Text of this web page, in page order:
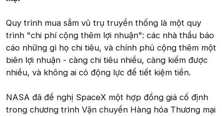
Quy trình mua sắm vũ trụ truyền thống là một quy
trình "chi phí cộng thêm lợi nhuận": các nhà thầu báo
cáo những gì họ chi tiêu, và chính phủ cộng thêm một
biên lợi nhuận - càng chi tiêu nhiều, càng kiếm được
nhiều, và không ai có động lực để tiết kiệm tiền.
NASA đã đề nghị SpaceX một hợp đồng giá cố định
trong chương trình Vận chuyển Hàng hóa Thương mại